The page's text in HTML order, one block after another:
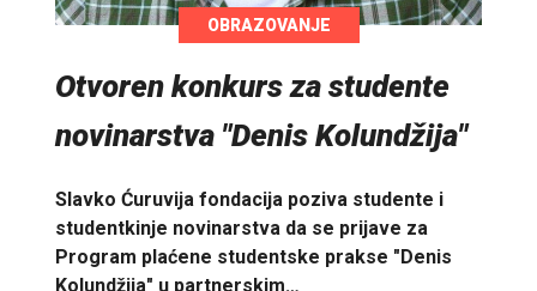
OBRAZOVANJE
Otvoren konkurs za studente
novinarstva "Denis Kolundžija"
Slavko Ćuruvija fondacija poziva studente i
studentkinje novinarstva da se prijave za
Program plaćene studentske prakse "Denis
Kolundžija" u partnerskim…